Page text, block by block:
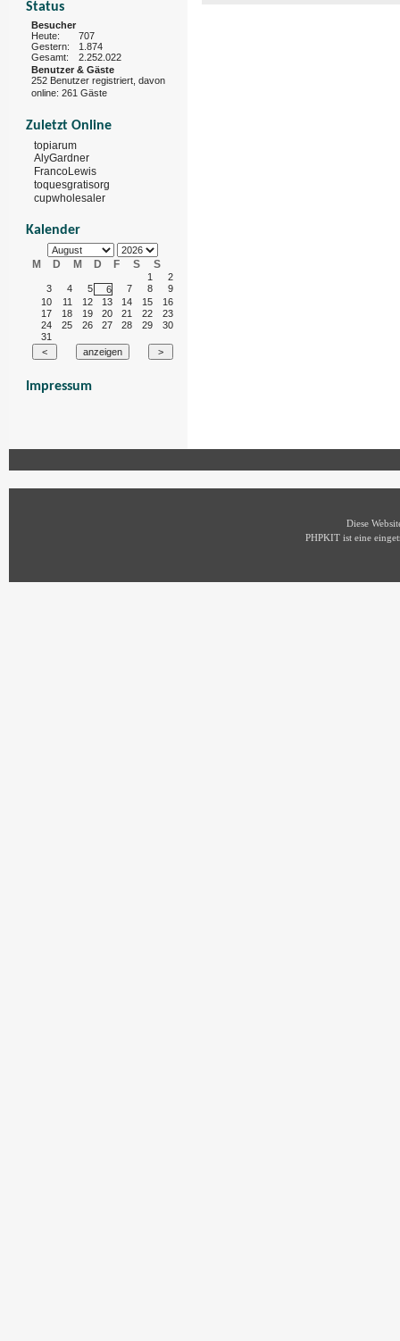
Status
Besucher
Heute:
707
Gestern:
1.874
Gesamt:
2.252.022
Benutzer & Gäste
252 Benutzer registriert, davon
online: 261 Gäste
Zuletzt Online
topiarum
AlyGardner
FrancoLewis
toquesgratisorg
cupwholesaler
Kalender
M D M D F S S
1
2
3
4 5 6 7 8
9
10
11 12 13 14 15
16
17
18 19 20 21 22
23
24
25 26 27 28 29
30
31
Impressum
Diese
PHPKIT ist eine